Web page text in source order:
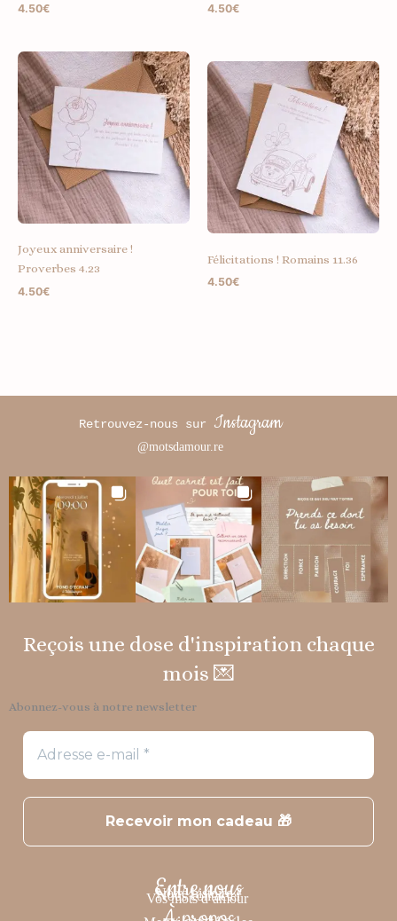
4.50€
4.50€
Joyeux anniversaire !
Proverbes 4.23
4.50€
Félicitations ! Romains 11.36
4.50€
Retrouvez-nous sur Instagram
@motsdamour.re
Reçois une dose d'inspiration chaque
mois 💌
Abonnez-vous à notre newsletter
Entre nous
Notre histoire?
Nous contacter
Vos mots d’amour